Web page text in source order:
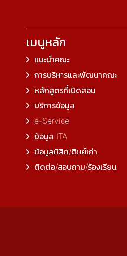
เมนูหลัก
แนะนำคณะ
การบริหารและพัฒนาคณะ
หลักสูตรที่เปิดสอน
บริการข้อมูล
e-Service
ข้อมูล ITA
ข้อมูลนิสิต/ศิษย์เก่า
ติดต่อ/สอบถาม/ร้องเรียน